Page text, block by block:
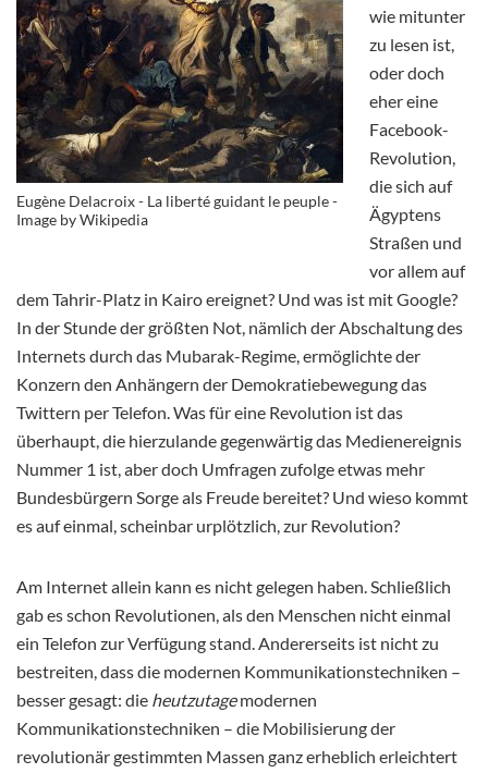
Eugène Delacroix - La liberté guidant le peuple -
Image by Wikipedia
wie mitunter
zu lesen ist,
oder doch
eher eine
Facebook-
Revolution,
die sich auf
Ägyptens
Straßen und
vor allem auf
dem Tahrir-Platz in Kairo ereignet? Und was ist mit Google?
In der Stunde der größten Not, nämlich der Abschaltung des
Internets durch das Mubarak-Regime, ermöglichte der
Konzern den Anhängern der Demokratiebewegung das
Twittern per Telefon. Was für eine Revolution ist das
überhaupt, die hierzulande gegenwärtig das Medienereignis
Nummer 1 ist, aber doch Umfragen zufolge etwas mehr
Bundesbürgern Sorge als Freude bereitet? Und wieso kommt
es auf einmal, scheinbar urplötzlich, zur Revolution?
Am Internet allein kann es nicht gelegen haben. Schließlich
gab es schon Revolutionen, als den Menschen nicht einmal
ein Telefon zur Verfügung stand. Andererseits ist nicht zu
bestreiten, dass die modernen Kommunikationstechniken –
besser gesagt: die heutzutagemodernen
Kommunikationstechniken – die Mobilisierung der
revolutionär gestimmten Massen ganz erheblich erleichtert